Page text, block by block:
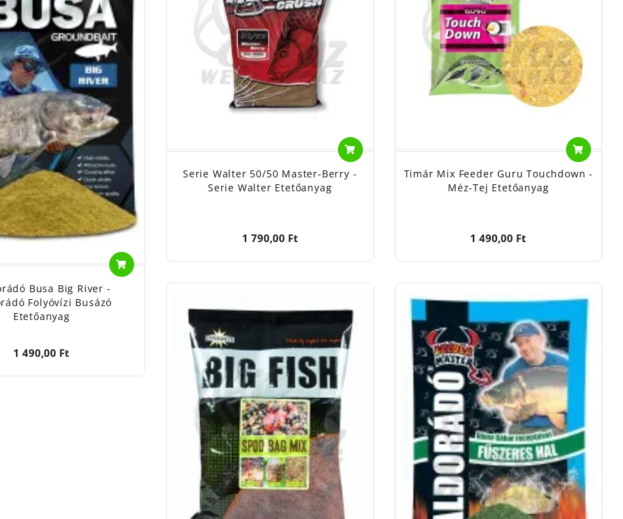
Busa Big River -
Folyóvízi Busázó
Etetőanyag
1 490,00 Ft
Serie Walter 50/50 Master-Berry -
Serie Walter Etetőanyag
1 790,00 Ft
Timár Mix Feeder Guru Touchdown -
Méz-Tej Etetőanyag
1 490,00 Ft